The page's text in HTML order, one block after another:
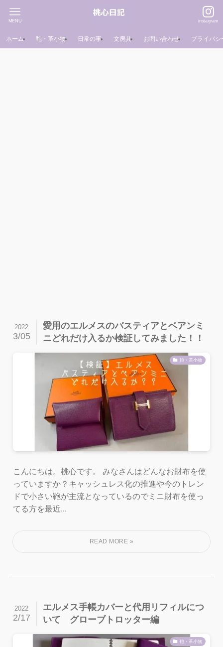
instagram
MENU
ホーム 鞄・革小物 日常の事 文房具 お問い合わせ プライバシ
愛用のエルメスのバスティアとベアンミ
ニどれだけ入るか検証してみました！！
2022
3/05
鞄・革小物
こんにちは。桃心です。 みなさんはどんなお財布を使
っていますか？キャッシュレス化の推進や今のトレン
ドで小さい鞄が主流となっているのでミニ財布を使っ
てる方を最近...
エルメス手帳カバーと代用リフィルにつ
いて グローブトロッター編
2022
2/17
鞄・革小物